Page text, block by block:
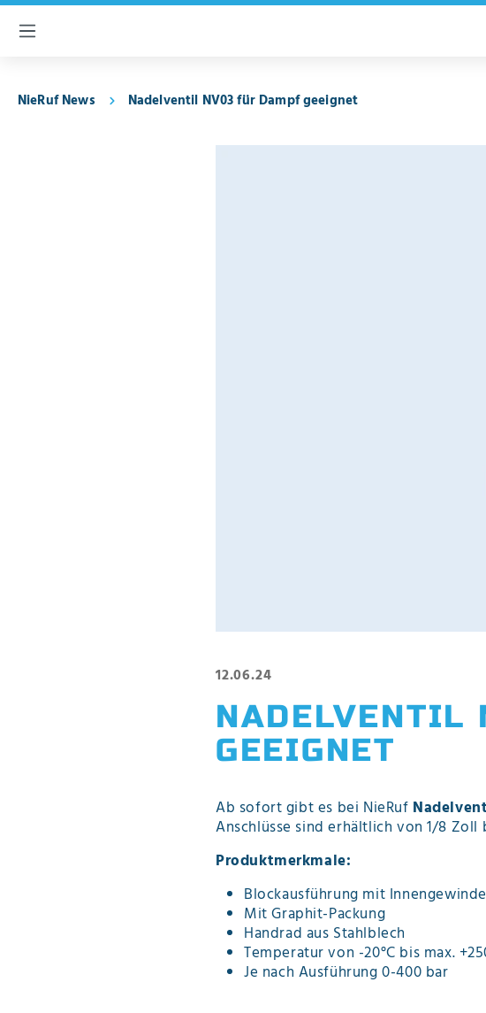
springen
NieRuf News Nadelventil NV03 für Dampf geeignet
12.06.24
NADELVENTIL
GEEIGNET
Ab sofort gibt es bei NieRuf
Anschlüsse sind erhältlich von 1/8 Zoll
Produktmerkmale:
Blockausführung mit Innengewinde
Mit Graphit-Packung
Handrad aus Stahlblech
Temperatur von -20°C bis max.
Je nach Ausführung 0-400 bar